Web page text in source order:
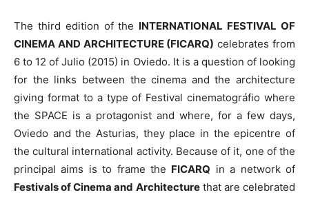
The third edition of the INTERNATIONAL FESTIVAL OF
CINEMA AND ARCHITECTURE (FICARQ) celebrates from
6 to 12 of Julio (2015) in Oviedo. It is a question of looking
for the links between the cinema and the architecture
giving format to a type of Festival cinematográfio where
the SPACE is a protagonist and where, for a few days,
Oviedo and the Asturias, they place in the epicentre of
the cultural international activity. Because of it, one of the
principal aims is to frame the FICARQ in a network of
Festivals of Cinema and Architecturethat are celebrated